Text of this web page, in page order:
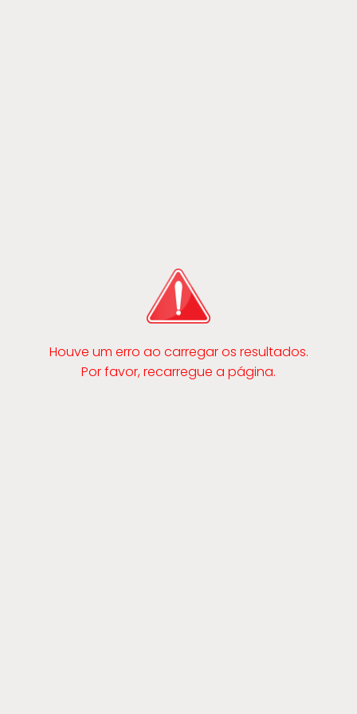
Houve um erro ao carregar os resultados.
Por favor, recarregue a página.